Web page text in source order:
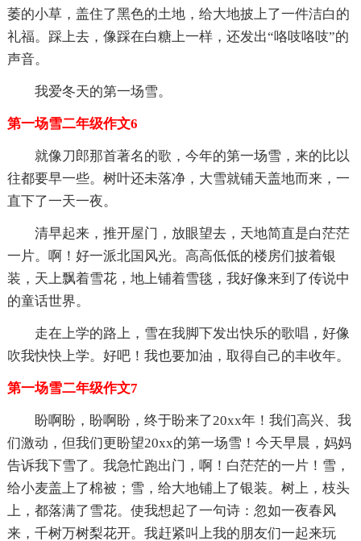
萎的小草，盖住了黑色的土地，给大地披上了一件洁白的
礼福。踩上去，像踩在白糖上一样，还发出“咯吱咯吱”的
声音。
我爱冬天的第一场雪。
第一场雪二年级作文6
就像刀郎那首著名的歌，今年的第一场雪，来的比以
往都要早一些。树叶还未落净，大雪就铺天盖地而来，一
直下了一天一夜。
清早起来，推开屋门，放眼望去，天地简直是白茫茫
一片。啊！好一派北国风光。高高低低的楼房们披着银
装，天上飘着雪花，地上铺着雪毯，我好像来到了传说中
的童话世界。
走在上学的路上，雪在我脚下发出快乐的歌唱，好像
吹我快快上学。好吧！我也要加油，取得自己的丰收年。
第一场雪二年级作文7
盼啊盼，盼啊盼，终于盼来了20xx年！我们高兴、我
们激动，但我们更盼望20xx的第一场雪！今天早晨，妈妈
告诉我下雪了。我急忙跑出门，啊！白茫茫的一片！雪，
给小麦盖上了棉被；雪，给大地铺上了银装。树上，枝头
上，都落满了雪花。使我想起了一句诗：忽如一夜春风
来，千树万树梨花开。我赶紧叫上我的朋友们一起来玩